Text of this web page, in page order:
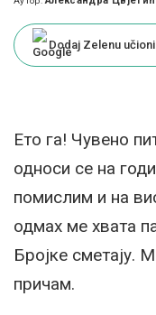
Posted
Dodaj Zelenu
Ето га! Чувено
односи се на
помислим и на
одмах ме хвата
Бројке сметају.
причам.